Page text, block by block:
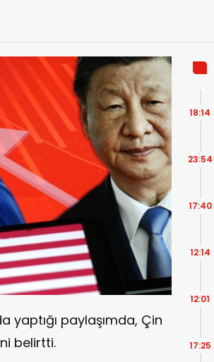
paylaşımda, Çin
belirtti.
18:14
23:54
17:40
12:14
12:01
17:25